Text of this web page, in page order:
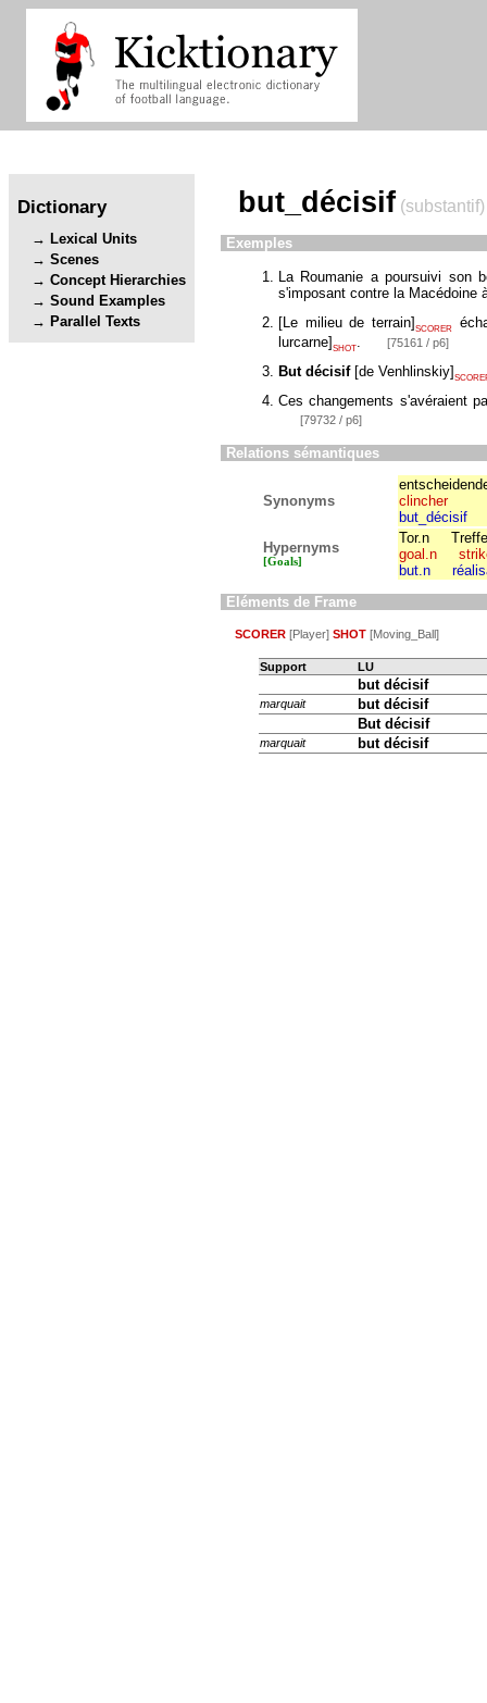
Dictionary
Lexical Units
Scenes
Concept Hierarchies
Sound Examples
Parallel Texts
but_décisif (substantif)
Exemples
La Roumanie a poursuivi son
s'imposant contre la Macédoine
[Le milieu de terrain]SCORER
lurcarne]SHOT [75161 / p6]
But décisif [de Venhlinskiy]
Ces changements s'avéraient
[79732 / p6]
Relations sémantiques
Synonyms
clincher
but_décisif
Hypernyms
[Goals]
Tor.n
goal.n
but.n
Eléments de Frame
SCORER [Player] SHOT [Moving_Ball]
Support LU
but décisif
marquait
but décisif
But décisif
marquait but décisif